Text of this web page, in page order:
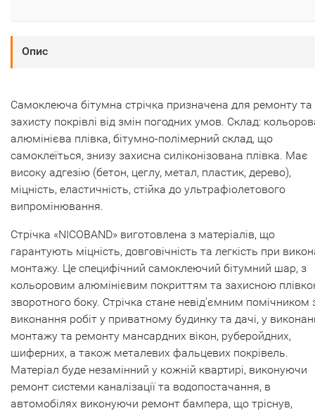
Опис
Самоклеюча бітумна стрічка призначена для ремонту та
захисту покрівлі від змін погодних умов. Склад:
алюмінієва плівка, бітумно-полімерний склад, що
самоклеїться, знизу захисна силіконізована плівка. Має
високу адгезію (бетон, цеглу, метал, пластик, дерево),
міцність, еластичність, стійка до ультрафіолетового
випромінювання.
Стрічка «NICOBAND» виготовлена ​​з матеріалів, що
гарантують міцність, довговічність та легкість при
монтажу. Це специфічний самоклеючий бітумний шар, з
кольоровим алюмінієвим покриттям та захисною
зворотного боку. Стрічка стане невід'ємним помічником
виконання робіт у приватному будинку та дачі, у
монтажу та ремонту мансардних вікон, руберойдних,
шиферних, а також металевих фальцевих покрівель.
Матеріал буде незамінний у кожній квартирі, виконуючи
ремонт системи каналізації та водопостачання, в
автомобілях виконуючи ремонт бампера, що тріснув,